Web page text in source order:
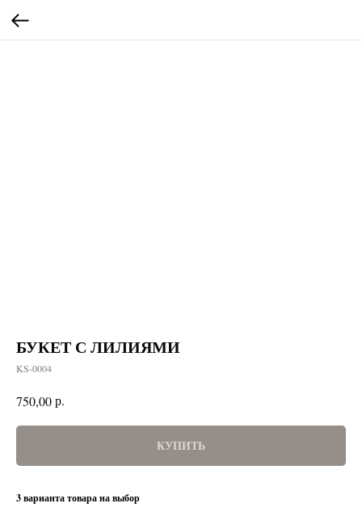
БУКЕТ С ЛИЛИЯМИ
KS-0004
750,00р.
КУПИТЬ
3 варианта товара на выбор